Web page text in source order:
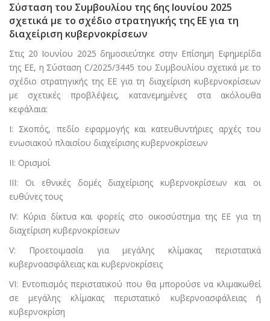
Σύσταση του Συμβουλίου της 6ης Ιουνίου 2025
σχετικά με το σχέδιο στρατηγικής της ΕΕ για τη
διαχείριση κυβερνοκρίσεων
Στις 20 Ιουνίου 2025 δημοσιεύτηκε στην Επίσημη Εφημερίδα
της ΕΕ, η Σύσταση C/2025/3445 του Συμβουλίου σχετικά με το
σχέδιο στρατηγικής της ΕΕ για τη διαχείριση κυβερνοκρίσεων
με σχετικές προβλέψεις, κατανεμημένες στα ακόλουθα
κεφάλαια:
I: Σκοπός, πεδίο εφαρμογής και κατευθυντήριες αρχές του
ενωσιακού πλαισίου διαχείρισης κυβερνοκρίσεων
II: Ορισμοί
III: Οι εθνικές δομές διαχείρισης κυβερνοκρίσεων και οι
ευθύνες τους
IV: Κύρια δίκτυα και φορείς στο οικοσύστημα της ΕΕ για τη
διαχείριση κυβερνοκρίσεων
V: Προετοιμασία για μεγάλης κλίμακας περιστατικά
κυβερνοασφάλειας και κυβερνοκρίσεις
VI: Εντοπισμός περιστατικού που θα μπορούσε να κλιμακωθεί
σε μεγάλης κλίμακας περιστατικό κυβερνοασφάλειας ή
κυβερνοκρίση